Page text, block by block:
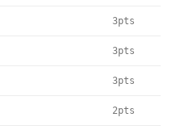
3pts
3pts
3pts
2pts